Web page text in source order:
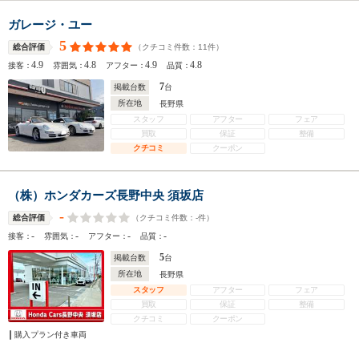
ガレージ・ユー
総合評価 5 （クチコミ件数： 11件）
接客：4.9 雰囲気：4.8 アフター：4.9 品質：4.8
掲載台数 7台
所在地
長野県
スタッフ
アフター
フェア
買取
保証
整備
クチコミ
クーポン
（株）ホンダカーズ長野中央 須坂店
総合評価 - （クチコミ件数： -件）
接客：- 雰囲気：- アフター：- 品質：-
掲載台数 5台
所在地
長野県
スタッフ
アフター
フェア
買取
保証
整備
クチコミ
クーポン
購入プラン付き車両